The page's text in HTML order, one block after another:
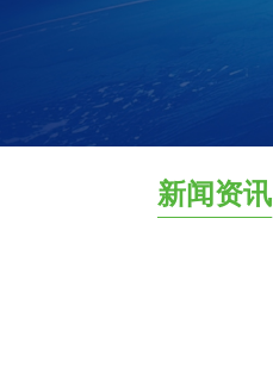
新闻资讯